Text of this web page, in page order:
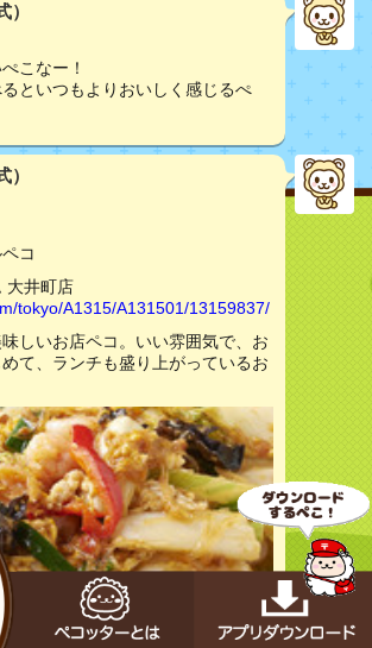
こなー！
といつもよりおいしく感じるぺ
）
コ
大井町店
tokyo/A1315/A131501/13159837/
しいお店ペコ。いい雰囲気で、お
て、ランチも盛り上がっているお